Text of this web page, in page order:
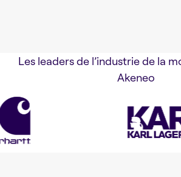
Les leaders de l’industrie de la
Akeneo